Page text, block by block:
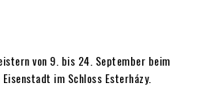
von 9. bis 24. September beim
im Schloss Esterházy.